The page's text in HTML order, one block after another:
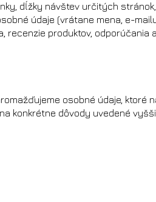
dĺžky návštev určitých
údaje (vrátane mena, e-
recenzie produktov, odporúčania
osobné údaje, ktoré
konkrétne dôvody uvedené